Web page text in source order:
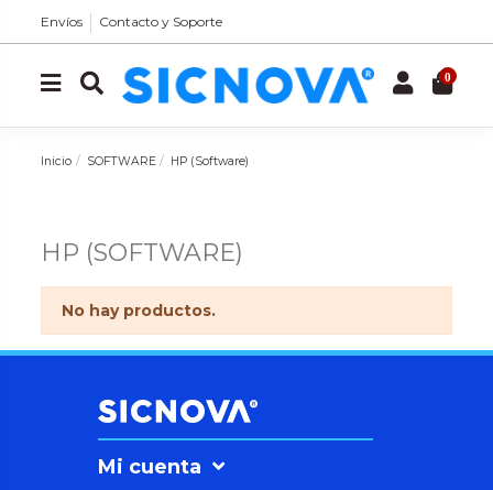
Envíos Contacto y Soporte
0
Inicio SOFTWARE HP (Software)
HP (SOFTWARE)
No hay productos.
Mi cuenta